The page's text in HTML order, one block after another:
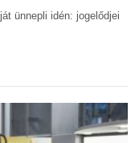
ünnepli idén: jogelődjei